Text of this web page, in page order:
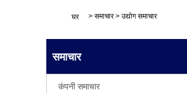
घर > समाचार > उद्योग समाचार
समाचार
कंपनी समाचार